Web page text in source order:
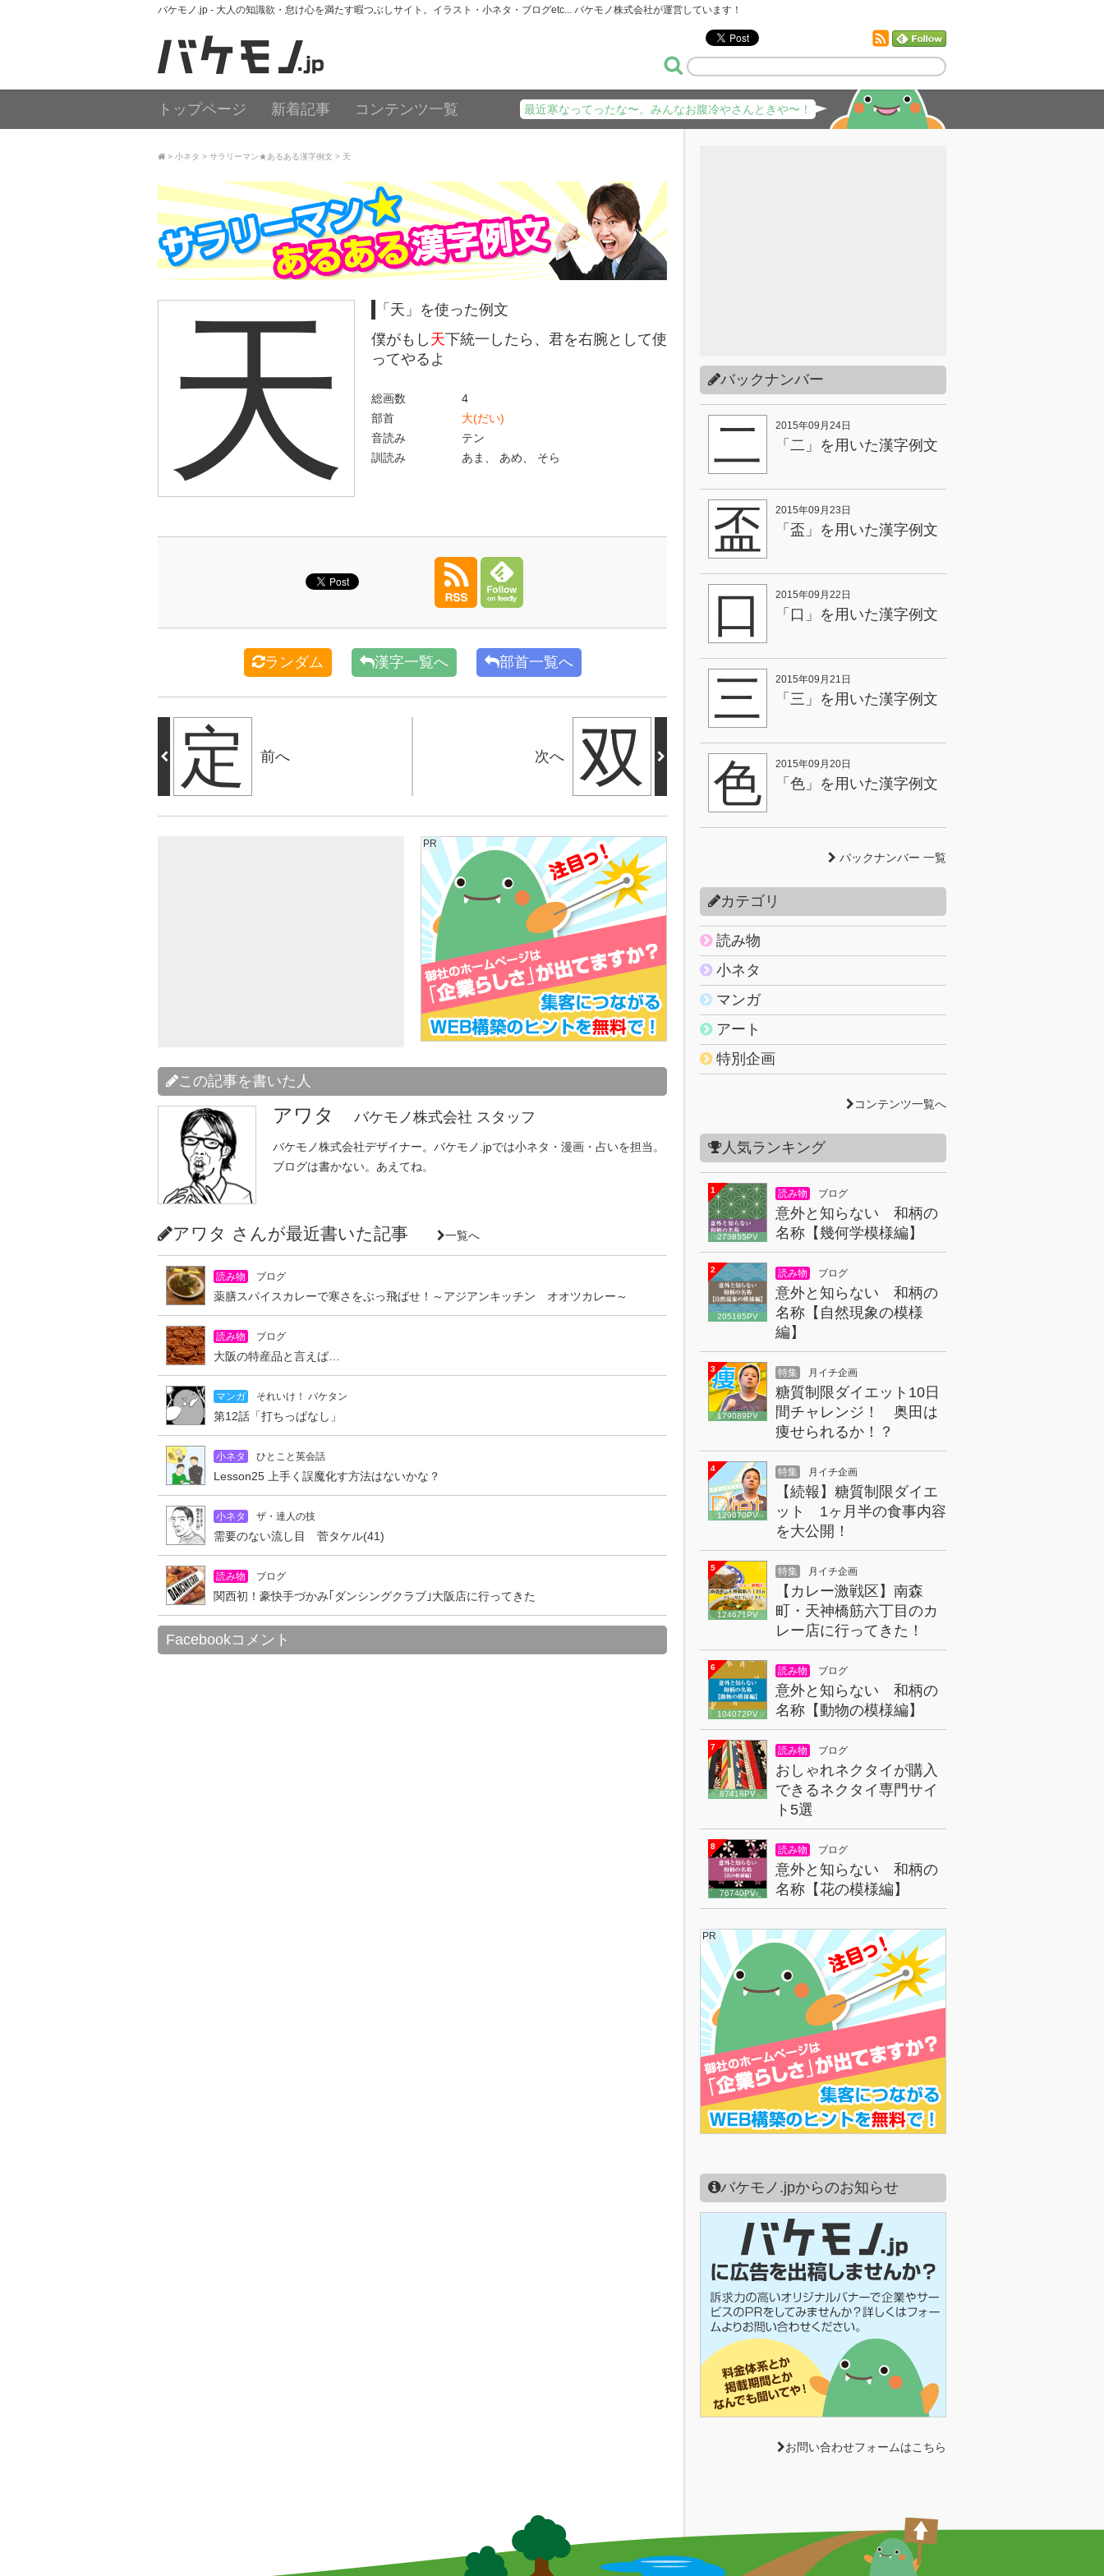
バケモノ.jp - 大人の知識欲・怠け心を満たす暇つぶしサイト。イラスト・小ネタ・ブログetc... バケモノ株式会社が運営しています！
トップページ 新着記事 コンテンツ一覧 最近寒なってったな〜。みんなお腹冷やさんときや〜！
小ネタ サラリーマン★あるある漢字例文 天
天
「天」を使った例文
僕がもし 天下統一したら、君を右腕として使
ってやるよ
総画数
4
部首
大(だい)
音読み
テン
訓読み
あま、 あめ、 そら
ランダム 漢字一覧へ 部首一覧へ
定 前へ 双
次へ
PR
この記事を書いた人
アワタ バケモノ株式会社 スタッフ
バケモノ株式会社デザイナー。バケモノ.jpでは小ネタ・漫画・占いを担当。
ブログは書かない。あえてね。
アワタ さんが最近書いた記事 一覧へ
読み物 ブログ
薬膳スパイスカレーで寒さをぶっ飛ばせ！～アジアンキッチン オオツカレー～
読み物 ブログ
大阪の特産品と言えば…
マンガ それいけ！ バケタン
第12話「打ちっぱなし」
小ネタ ひとこと英会話
Lesson25 上手く誤魔化す方法はないかな？
小ネタ ザ・達人の技
需要のない流し目 菅タケル(41)
読み物 ブログ
関西初！豪快手づかみ｢ダンシングクラブ｣大阪店に行ってきた
Facebookコメント
バックナンバー
二 2015年09月24日
「二」を用いた漢字例文
盃 2015年09月23日
「盃」を用いた漢字例文
口 2015年09月22日
「口」を用いた漢字例文
三 2015年09月21日
「三」を用いた漢字例文
色 2015年09月20日
「色」を用いた漢字例文
バックナンバー 一覧
カテゴリ
読み物
小ネタ
マンガ
アート
特別企画
コンテンツ一覧へ
人気ランキング
1
273855PV
読み物 ブログ
意外と知らない 和柄の
名称【幾何学模様編】
2
205165PV
読み物 ブログ
意外と知らない 和柄の
名称【自然現象の模様
編】
3
179089PV
特集 月イチ企画
糖質制限ダイエット10日
間チャレンジ！ 奥田は
痩せられるか！？
4
129070PV
特集 月イチ企画
【続報】糖質制限ダイエ
ット 1ヶ月半の食事内容
を大公開！
5
124671PV
特集 月イチ企画
【カレー激戦区】南森
町・天神橋筋六丁目のカ
レー店に行ってきた！
6
104072PV
読み物 ブログ
意外と知らない 和柄の
名称【動物の模様編】
7
87418PV
読み物 ブログ
おしゃれネクタイが購入
できるネクタイ専門サイ
ト5選
8
76740PV
読み物 ブログ
意外と知らない 和柄の
名称【花の模様編】
PR
バケモノ.jpからのお知らせ
お問い合わせフォームはこちら